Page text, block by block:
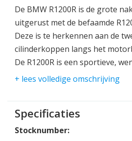
De BMW R1200R is de grote
uitgerust met de befaamde
Deze is te herkennen aan de
cilinderkoppen langs het
De R1200R is een sportieve,
een tijdloos design. De R1200R
maar ook comfortabel mee
De 1200cc motor levert 109pk
moeiteloos van zijn plek komt.
+ lees volledige omschrijving
Specificaties
Stocknumber: